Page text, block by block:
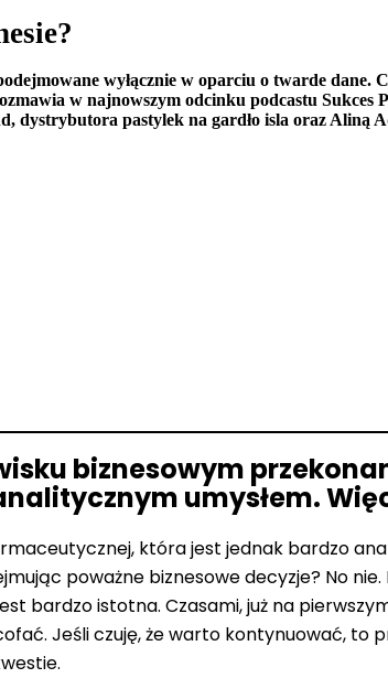
wyłącznie w oparciu o twarde dane.
w najnowszym odcinku podcastu
dystrybutora pastylek na gardło isla oraz Aliną
biznesowym
umysłem.
która jest jednak bardzo
poważne biznesowe decyzje? No
bardzo istotna. Czasami, już na
Jeśli czuję, że warto kontynuować, to